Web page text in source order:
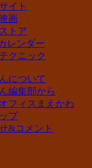
イト
画
トア
レンダー
クニック
について
編集部から
フィスまえかわ
プ
&コメント